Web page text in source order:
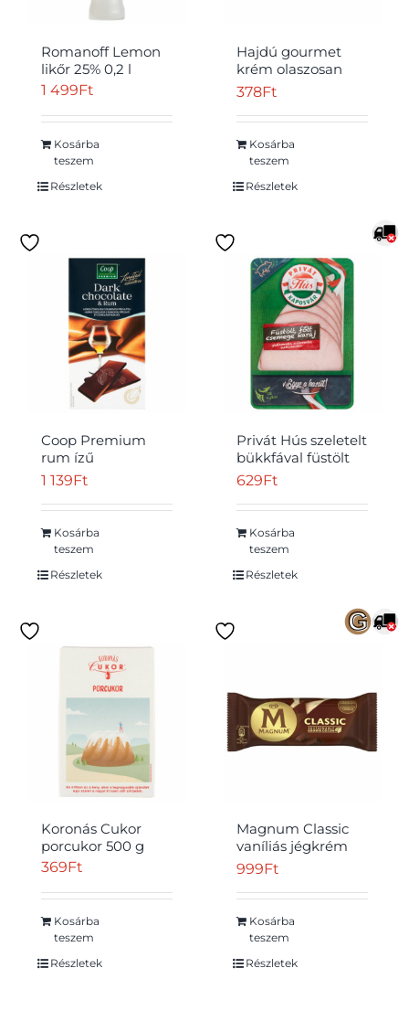
Romanoff Lemon
likőr 25% 0,2 l
1 499Ft
Kosárba
teszem
Részletek
Hajdú gourmet
krém olaszosan
szárított
bazsalikommal 180
g
378Ft
Kosárba
teszem
Részletek
Coop Premium
rum ízű
étcsokoládé 80 g
1 139Ft
Kosárba
teszem
Részletek
Privát Hús szeletelt
bükkfával füstölt
főtt csemege karaj
629Ft
Kosárba
teszem
Részletek
Koronás Cukor
porcukor 500 g
369Ft
Kosárba
teszem
Részletek
Magnum Classic
vaníliás jégkrém
tejcsokoládé
999Ft
Kosárba
teszem
Részletek